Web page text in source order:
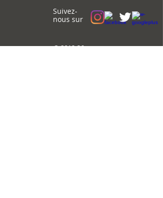
Suivez-
nous sur
© 2018-26